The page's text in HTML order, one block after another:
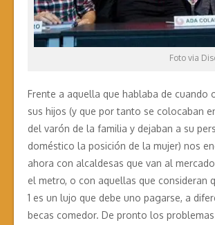
Foto via
Frente a aquella que hablaba de cuando
sus hijos (y que por tanto se colocaban
del varón de la familia y dejaban a su
doméstico la posición de la mujer) nos
ahora con alcaldesas que van al
el metro, o con aquellas que consideran
1 es un lujo que debe uno pagarse, a
becas comedor. De pronto los